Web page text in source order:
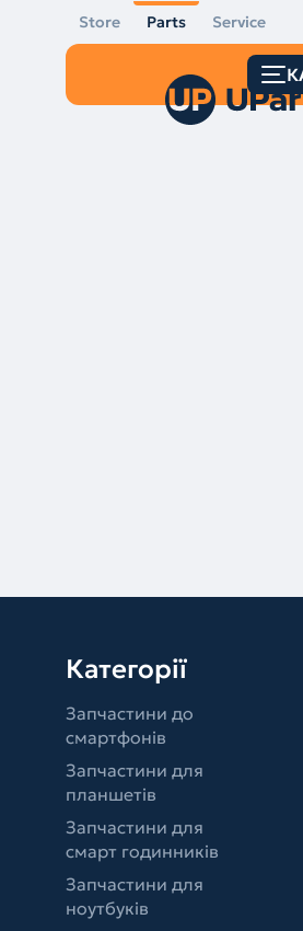
Store Parts Service
Категорії
Запчастини до
смартфонів
Запчастини для
планшетів
Запчастини для
смарт годинників
Запчастини для
ноутбуків